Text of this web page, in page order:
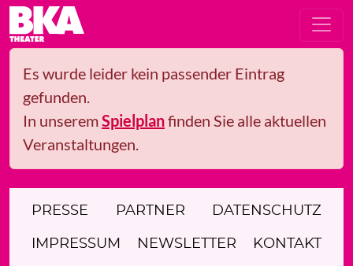
Es wurde leider kein passender Eintrag
gefunden.
In unseremSpielplanfinden Sie alle aktuellen
Veranstaltungen.
PRESSE PARTNER DATENSCHUTZ
IMPRESSUM NEWSLETTER KONTAKT